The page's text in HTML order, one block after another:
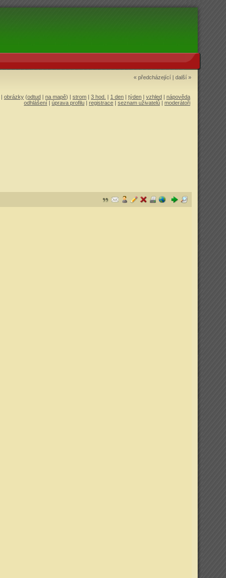
« předcházející | další »
| obrázky (odtud | na mapě) | strom | 3 hod. | 1 den | týden | vzhled | nápověda
odhlášení | úprava profilu | registrace | seznam uživatelů | moderátoři